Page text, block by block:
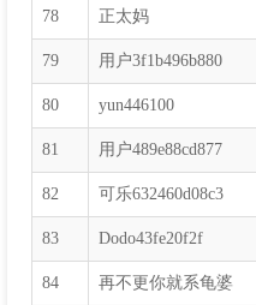
78 正太妈
79 用户3f1b496b880
80 yun446100
81 用户489e88cd877
82 可乐632460d08c3
83 Dodo43fe20f2f
84 再不更你就系龟婆